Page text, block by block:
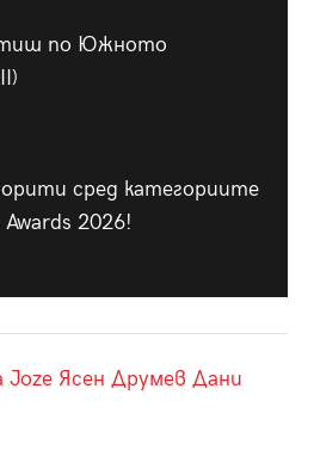
по Южното
сред категориите
2026!
Joze Ясен Друмев Дани